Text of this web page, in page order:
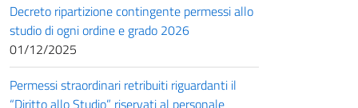
Decreto ripartizione contingente permessi allo
studio di ogni ordine e grado 2026
01/12/2025
Permessi straordinari retribuiti riguardanti il
“Diritto allo Studio” riservati al personale